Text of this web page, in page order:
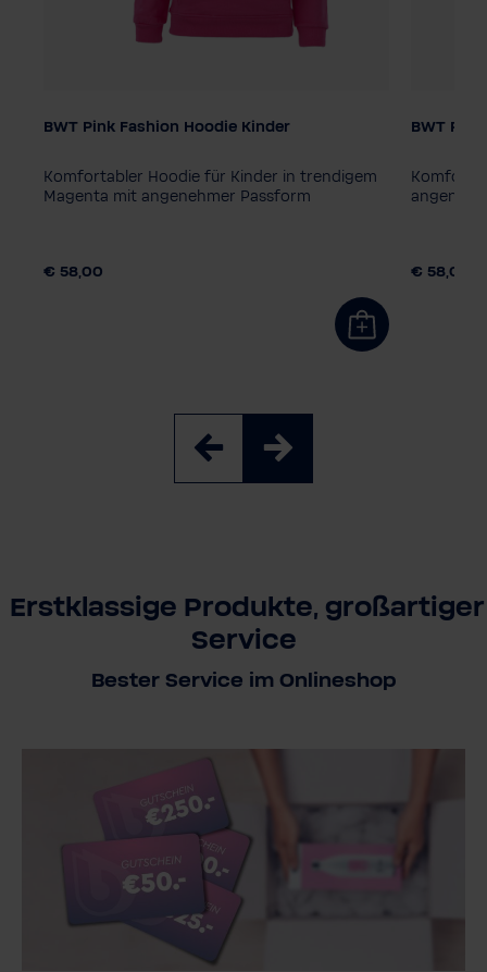
Kindergröße
BWT Pink Fashion Hoodie Kinder
Komfortabler Hoodie für Kinder in trendigem
Magenta mit angenehmer Passform
€ 58,00
BWT
€ 58,00
Erstklassige Produkte, großartiger
Service
Bester Service im Onlineshop